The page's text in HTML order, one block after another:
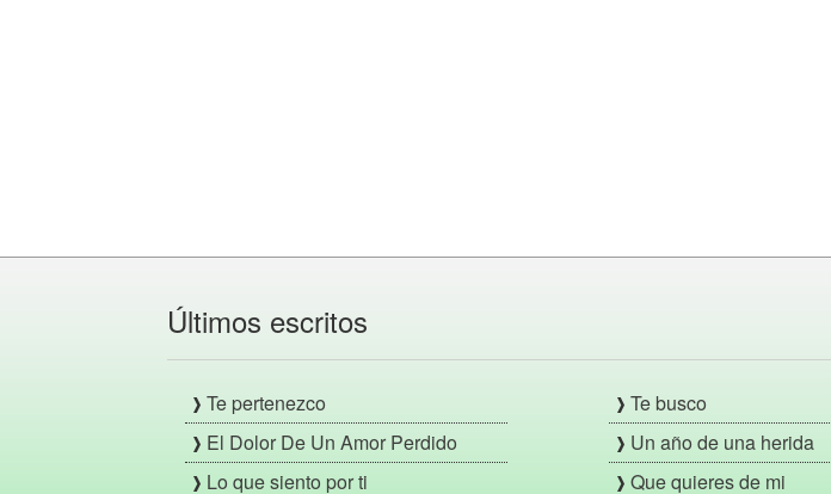
Últimos escritos
Te pertenezco
El Dolor De Un Amor Perdido
Lo que siento por ti
Te busco
Un año de una herida
Que quieres de mi